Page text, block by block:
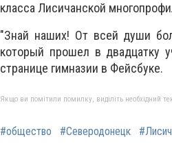
класса Лисичанской
"Знай наших! От всей души
который прошел в двадцатку
странице гимназии в Фейсбуке.
Якщо ви помітили помилку, виділіть необхідний
#общество #Северодонецк